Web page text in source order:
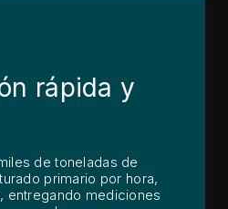
rápida y
de toneladas de
primario por hora,
entregando mediciones